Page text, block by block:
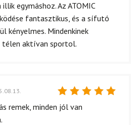
egymáshoz. Az ATOMIC
fantasztikus, és a sífutó
kényelmes. Mindenkinek
télen aktívan sportol.
Értékelés:
5
remek, minden jól van